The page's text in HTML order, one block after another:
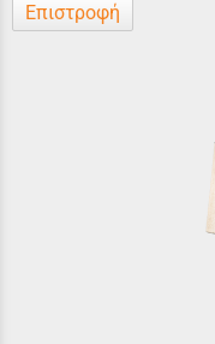
Επιστροφή